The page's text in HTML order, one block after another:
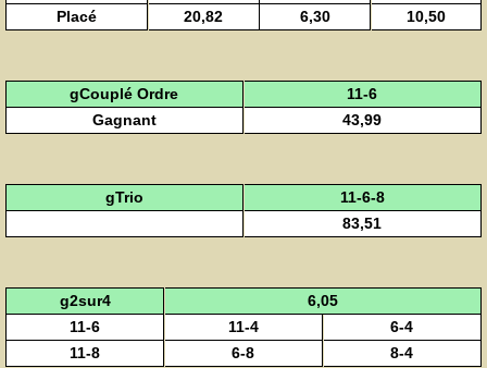
Placé
20,82 6,30 10,50
gCouplé Ordre
11-6
Gagnant
43,99
gTrio
11-6-8
83,51
g2sur4
6,05
11-6
11-4
6-4
11-8
6-8 8-4